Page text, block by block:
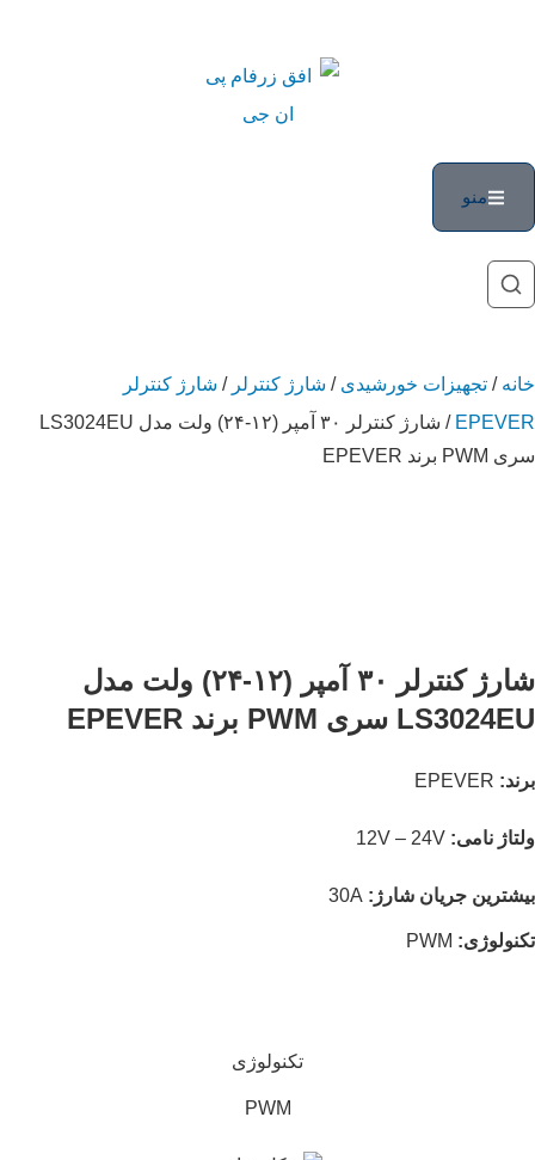
منو
خانه / تجهیزات خورشیدی / شارژ کنترلر / شارژ کنترلر
EPEVER
/ شارژ کنترلر ۳۰ آمپر (۱۲-۲۴) ولت مدل LS3024EU
سری PWM برند EPEVER
شارژ کنترلر ۳۰ آمپر (۱۲-۲۴) ولت مدل
LS3024EU سری PWM برند EPEVER
برند:
ولتاژ نامی:
بیشترین جریان شارژ:
تکنولوژی:
تکنولوژی
PWM